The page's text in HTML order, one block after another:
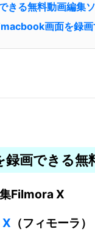
きる無料動画編集
画面を録画
画できる無
Filmora X
（フィモーラ）